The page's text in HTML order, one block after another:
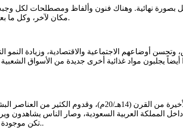
مكان لآخر، وكل ما بعدت المسافة بين الأمكنة زاد التباين والاختلافات.
أوضاعهم الاجتماعية والاقتصادية، وزيادة النمو
يجلبون مواد غذائية أخرى جديدة من الأسواق
وأثناء التطور الإداري والمالي والحضاري الذي عاشته أرض السروات وتهامة في
المملكة العربية السعودية، وصار الناس يشاهدون
تكن موجودة في العقود الوسطى من القرن الهجري الماضي..